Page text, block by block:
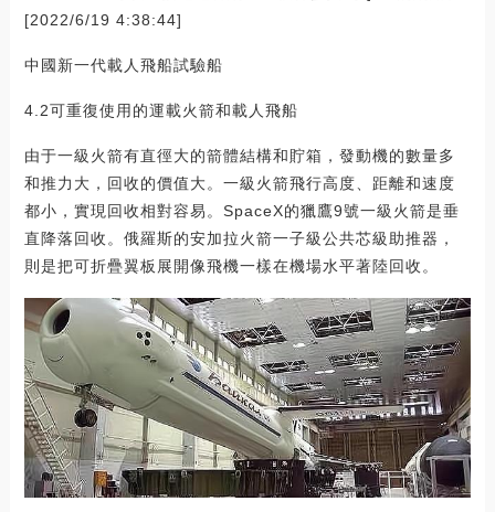
[2022/6/19 4:38:44]
中國新一代載人飛船試驗船
4.2可重復使用的運載火箭和載人飛船
由于一級火箭有直徑大的箭體結構和貯箱，發動機的數量多
和推力大，回收的價值大。一級火箭飛行高度、距離和速度
都小，實現回收相對容易。SpaceX的獵鷹9號一級火箭是垂
直降落回收。俄羅斯的安加拉火箭一子級公共芯級助推器，
則是把可折疊翼板展開像飛機一樣在機場水平著陸回收。